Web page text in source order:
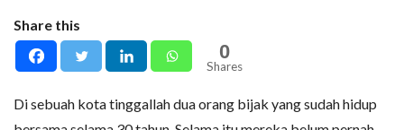
Share this
0
Shares
Di sebuah kota tinggallah dua orang bijak yang sudah hidup